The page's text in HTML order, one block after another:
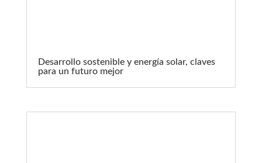
Desarrollo sostenible y energía solar, claves
para un futuro mejor